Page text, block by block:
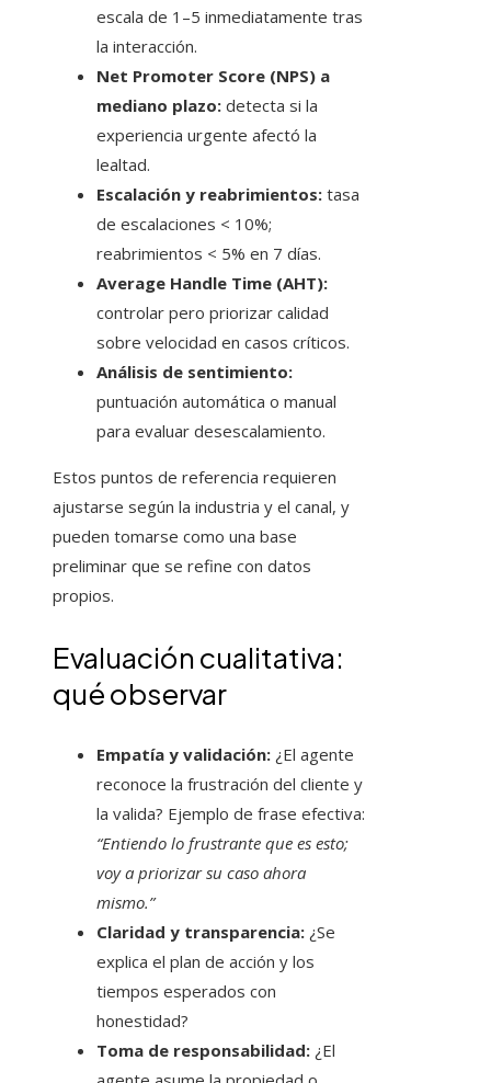
escala de 1–5 inmediatamente tras
la interacción.
Net Promoter Score (NPS) a
mediano plazo: detecta si la
experiencia urgente afectó la
lealtad.
Escalación y reabrimientos: tasa
de escalaciones < 10%;
reabrimientos < 5% en 7 días.
Average Handle Time (AHT):
controlar pero priorizar calidad
sobre velocidad en casos críticos.
Análisis de sentimiento:
puntuación automática o manual
para evaluar desescalamiento.
Estos puntos de referencia requieren
ajustarse según la industria y el canal, y
pueden tomarse como una base
preliminar que se refine con datos
propios.
Evaluación cualitativa:
qué observar
Empatía y validación: ¿El agente
reconoce la frustración del cliente y
la valida? Ejemplo de frase efectiva:
“Entiendo lo frustrante que es esto;
voy a priorizar su caso ahora
mismo.”
Claridad y transparencia: ¿Se
explica el plan de acción y los
tiempos esperados con
honestidad?
Toma de responsabilidad: ¿El